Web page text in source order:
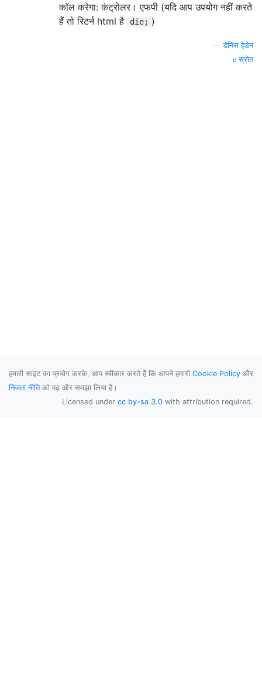
कॉल करेगा: कंट्रोलर। एफपी (यदि आप उपयोग नहीं करते
हैं तो रिटर्न html है
die; )
—डेनिस हेडेन
स्रोत
हमारी साइट का प्रयोग करके, आप स्वीकार करते हैं कि आपने हमारी Cookie Policy और
निजता नीतिको पढ़ और समझा लिया है।
Licensed under cc by-sa 3.0 with attribution required.